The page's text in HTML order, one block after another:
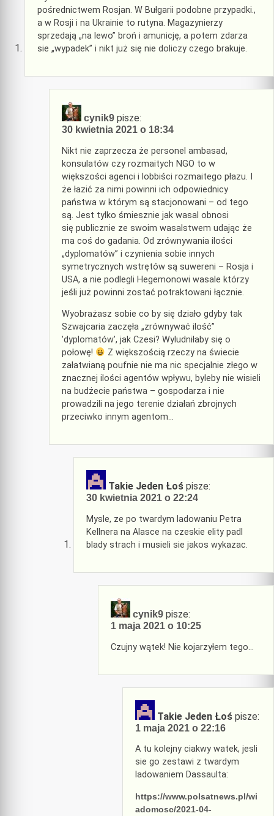
pośrednictwem Rosjan. W Bułgarii podobne przypadki.,
a w Rosji i na Ukrainie to rutyna. Magazynierzy
sprzedają „na lewo” broń i amunicję, a potem zdarza
sie „wypadek” i nikt już się nie doliczy czego brakuje.
cynik9 pisze:
30 kwietnia 2021 o 18:34
Nikt nie zaprzecza że personel ambasad,
konsulatów czy rozmaitych NGO to w
większości agenci i lobbiści rozmaitego płazu. I
że łazić za nimi powinni ich odpowiednicy
państwa w którym są stacjonowani – od tego
są. Jest tylko śmiesznie jak wasal obnosi
się publicznie ze swoim wasalstwem udając że
ma coś do gadania. Od zrównywania ilości
„dyplomatów” i czynienia sobie innych
symetrycznych wstrętów są suwereni – Rosja i
USA, a nie podlegli Hegemonowi wasale którzy
jeśli już powinni zostać potraktowani łącznie.
Wyobrażasz sobie co by się działo gdyby tak
Szwajcaria zaczęła „zrównywać ilość”
'dyplomatów’, jak Czesi? Wyludniłaby się o
połowę!
Z większością rzeczy na świecie
załatwianą poufnie nie ma nic specjalnie złego w
znacznej ilości agentów wpływu, byleby nie wisieli
na budżecie państwa – gospodarza i nie
prowadzili na jego terenie działań zbrojnych
przeciwko innym agentom…
Takie Jeden Łoś pisze:
30 kwietnia 2021 o 22:24
Mysle, ze po twardym ladowaniu Petra
Kellnera na Alasce na czeskie elity padl
blady strach i musieli sie jakos wykazac.
cynik9 pisze:
1 maja 2021 o 10:25
Czujny wątek! Nie kojarzyłem tego…
Takie Jeden Łoś pisze:
1 maja 2021 o 22:16
A tu kolejny ciakwy watek, jesli
sie go zestawi z twardym
ladowaniem Dassaulta:
https://www.polsatnews.pl/wi
adomosc/2021-04-